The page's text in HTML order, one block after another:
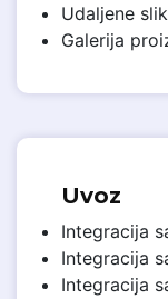
Udaljene
Galerija
Uvoz
Integracija
Integracija
Integracija